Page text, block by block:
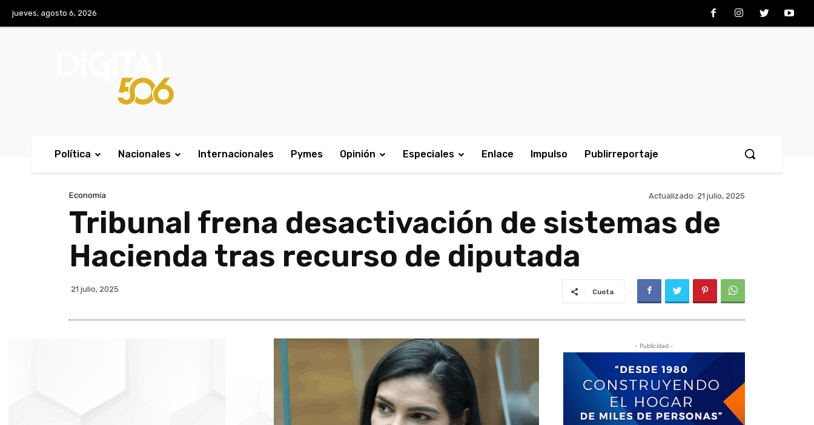
jueves, agosto 6, 2026
Política Nacionales Internacionales Pymes Opinión Especiales Enlace Impulso Publirreportaje
Economía Actualizado: 21 julio, 2025
Tribunal frena desactivación de sistemas de
Hacienda tras recurso de diputada
21 julio, 2025 Cuota
- Publicidad -